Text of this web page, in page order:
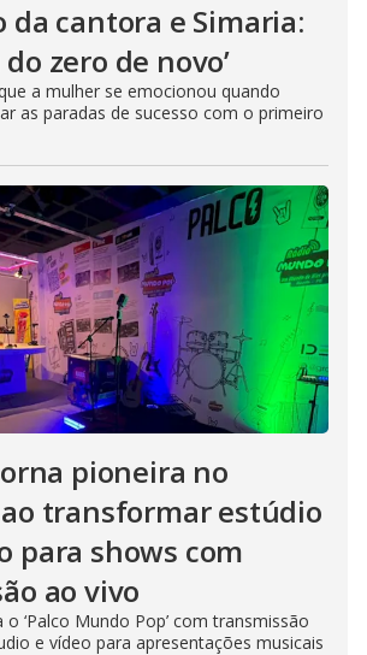
da cantora e Simaria:
do zero de novo’
a mulher se emocionou quando
as paradas de sucesso com o primeiro
pioneira no
transformar estúdio
para shows com
ao vivo
‘Palco Mundo Pop’ com transmissão
e vídeo para apresentações musicais